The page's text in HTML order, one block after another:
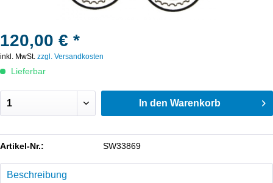
120,00 € *
inkl. MwSt. zzgl. Versandkosten
Lieferbar
In den Warenkorb
Artikel-Nr.: SW33869
Beschreibung